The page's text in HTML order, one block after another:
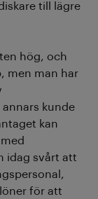
till lägre
hög, och
men man har
kunde
kan
idag svårt att
för att